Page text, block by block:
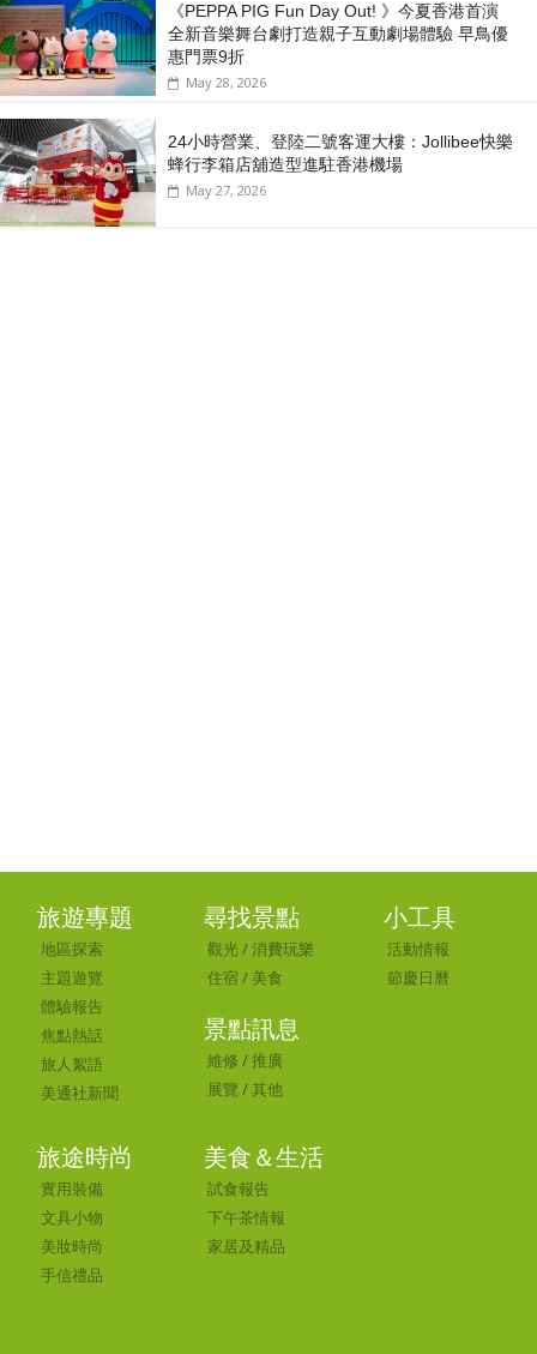
《PEPPA PIG Fun Day Out! 》今夏香港首演
全新音樂舞台劇打造親子互動劇場體驗 早鳥優
惠門票9折
May 28, 2026
24小時營業、登陸二號客運大樓：Jollibee快樂
蜂行李箱店舖造型進駐香港機場
May 27, 2026
旅遊專題
地區探索
主題遊覽
體驗報告
焦點熱話
旅人絮語
美通社新聞
尋找景點
觀光 /消費玩樂
住宿 / 美食
景點訊息
維修 /推廣
展覽 /其他
小工具
活動情報
節慶日曆
旅途時尚
實用裝備
文具小物
美妝時尚
手信禮品
美食＆生活
試食報告
下午茶情報
家居及精品